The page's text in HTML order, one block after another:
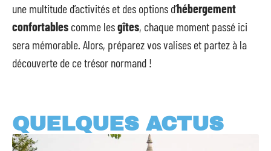
une multitude d’activités et des options d’hébergement
confortables comme lesgîtes, chaque moment passé ici
sera mémorable. Alors, préparez vos valises et partez à la
découverte de ce trésor normand !
QUELQUES ACTUS